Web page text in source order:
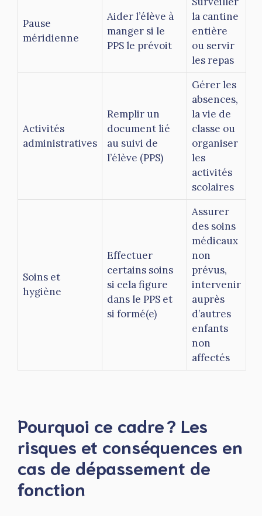
Pause
méridienne
Aider l’élève à
manger si le
PPS le prévoit
la cantine
entière
ou servir
les repas
Activités
administratives
Remplir un
document lié
au suivi de
l’élève (PPS)
Gérer les
absences,
la vie de
classe ou
organiser
les
activités
scolaires
Soins et
hygiène
Effectuer
certains soins
si cela figure
dans le PPS et
si formé(e)
Assurer
des soins
médicaux
non
prévus,
intervenir
auprès
d’autres
enfants
non
affectés
Pourquoi ce cadre ? Les
risques et conséquences en
cas de dépassement de
fonction